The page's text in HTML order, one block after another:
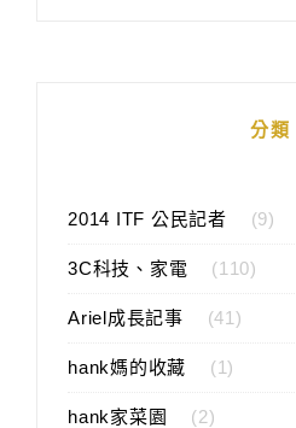
分類
2014 ITF 公民記者 (9)
3C科技、家電 (110)
Ariel成長記事 (41)
hank媽的收藏 (1)
hank家菜園 (2)